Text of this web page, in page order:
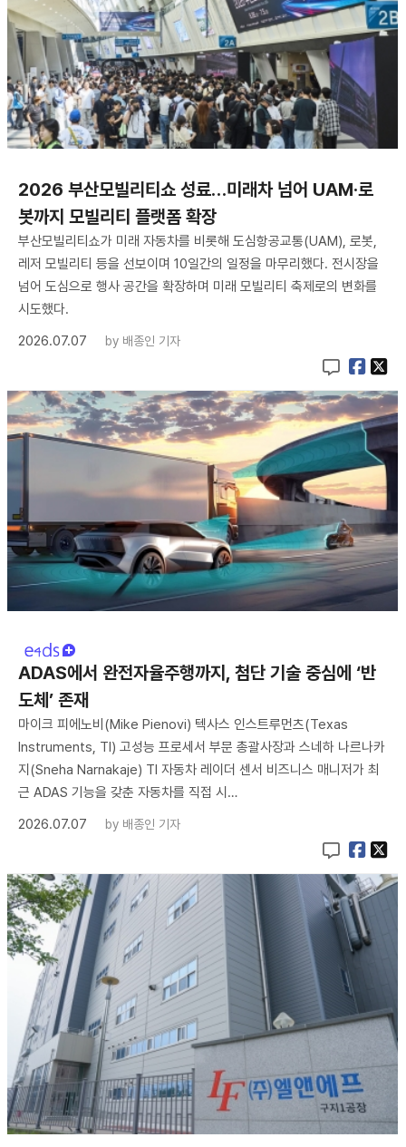
2026 부산모빌리티쇼 성료…미래차 넘어 UAM·로
봇까지 모빌리티 플랫폼 확장
부산모빌리티쇼가 미래 자동차를 비롯해 도심항공교통(UAM), 로봇,
레저 모빌리티 등을 선보이며 10일간의 일정을 마무리했다. 전시장을
넘어 도심으로 행사 공간을 확장하며 미래 모빌리티 축제로의 변화를
시도했다.
2026.07.07
by 배종인 기자
ADAS에서 완전자율주행까지, 첨단 기술 중심에 ‘반
도체’ 존재
마이크 피에노비(Mike Pienovi) 텍사스 인스트루먼츠(Texas
Instruments, TI) 고성능 프로세서 부문 총괄사장과 스네하 나르나카
지(Sneha Narnakaje) TI 자동차 레이더 센서 비즈니스 매니저가 최
근 ADAS 기능을 갖춘 자동차를 직접 시…
2026.07.07
by 배종인 기자